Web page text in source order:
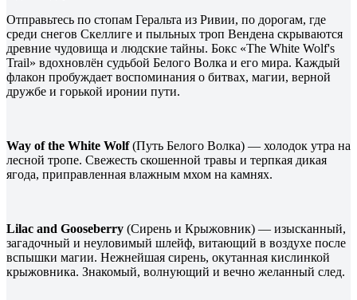
Отправьтесь по стопам Геральта из Ривии, по дорогам, где
среди снегов Скеллиге и пыльных троп Вендена скрываются
древние чудовища и людские тайны. Бокс «The White Wolf's
Trail» вдохновлён судьбой Белого Волка и его мира. Каждый
флакон пробуждает воспоминания о битвах, магии, верной
дружбе и горькой иронии пути.
Way of the White Wolf(Путь Белого Волка) — холодок утра на
лесной тропе. Свежесть скошенной травы и терпкая дикая
ягода, приправленная влажным мхом на камнях.
Lilac and Gooseberry (Сирень и Крыжовник) — изысканный,
загадочный и неуловимый шлейф, витающий в воздухе после
вспышки магии. Нежнейшая сирень, окутанная кислинкой
крыжовника. Знакомый, волнующий и вечно желанный след.